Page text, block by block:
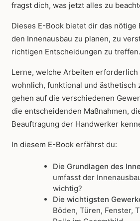
fragst dich, was jetzt alles zu
Dieses E-Book bietet dir das nötige
den Innenausbau zu planen, zu
richtigen Entscheidungen zu treffen.
Lerne, welche Arbeiten erforderlich
wohnlich, funktional und ästhetisch
gehen auf die verschiedenen
die entscheidenden Maßnahmen,
Beauftragung der Handwerker
In diesem E-Book erfährst du:
Die Grundlagen des
umfasst der
wichtig?
Die wichtigsten
Böden, Türen, Fenster,